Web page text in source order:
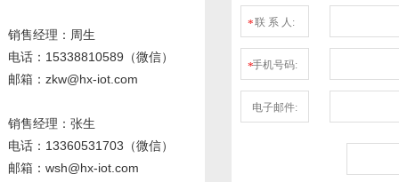
销售经理：周生
电话 ：15338810589 （微信）
邮箱：zkw@hx-iot.com
销售经理：张生
电话 ：13360531703 （微信）
邮箱：wsh@hx-iot.com
*联 系 人:
*手机号码:
电子邮件: